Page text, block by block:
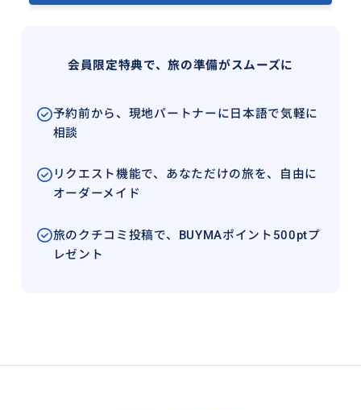
会員限定特典で、旅の準備がスムーズに
予約前から、現地パートナーに日本語で気軽に
相談
リクエスト機能で、あなただけの旅を、自由に
オーダーメイド
旅のクチコミ投稿で、BUYMAポイント500ptプ
レゼント